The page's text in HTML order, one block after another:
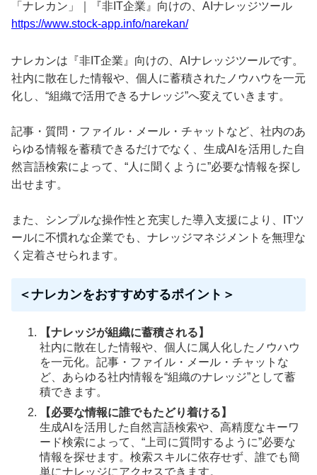
「ナレカン」｜『非IT企業』向けの、AIナレッジツール
https://www.stock-app.info/narekan/
ナレカンは『非IT企業』向けの、AIナレッジツールです。
社内に散在した情報や、個人に蓄積されたノウハウを一元
化し、“組織で活用できるナレッジ”へ変えていきます。
記事・質問・ファイル・メール・チャットなど、社内のあ
らゆる情報を蓄積できるだけでなく、生成AIを活用した自
然言語検索によって、“人に聞くように”必要な情報を探し
出せます。
また、シンプルな操作性と充実した導入支援により、ITツ
ールに不慣れな企業でも、ナレッジマネジメントを無理な
く定着させられます。
＜ナレカンをおすすめするポイント＞
【ナレッジが組織に蓄積される】
社内に散在した情報や、個人に属人化したノウハウ
を一元化。記事・ファイル・メール・チャットな
ど、あらゆる社内情報を“組織のナレッジ”として蓄
積できます。
【必要な情報に誰でもたどり着ける】
生成AIを活用した自然言語検索や、高精度なキーワ
ード検索によって、“上司に質問するように”必要な
情報を探せます。検索スキルに依存せず、誰でも簡
単にナレッジにアクセスできます。